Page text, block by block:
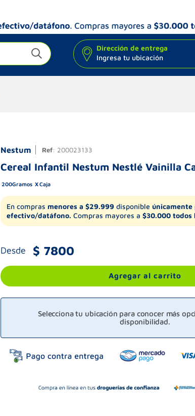
Dirección de entrega
Ingresa tu ubicación
Nestum Ref: 200023133
Cereal Infantil Nestum Nestlé Vainilla
200Gramos Caja
En compras menores a $29.999 disponible únicamente
efectivo/datáfono. Compras mayores a $30.000 todos
Desde $ 7800
Agregar al carrito
Selecciona tu ubicación para conocer más
disponibilidad.